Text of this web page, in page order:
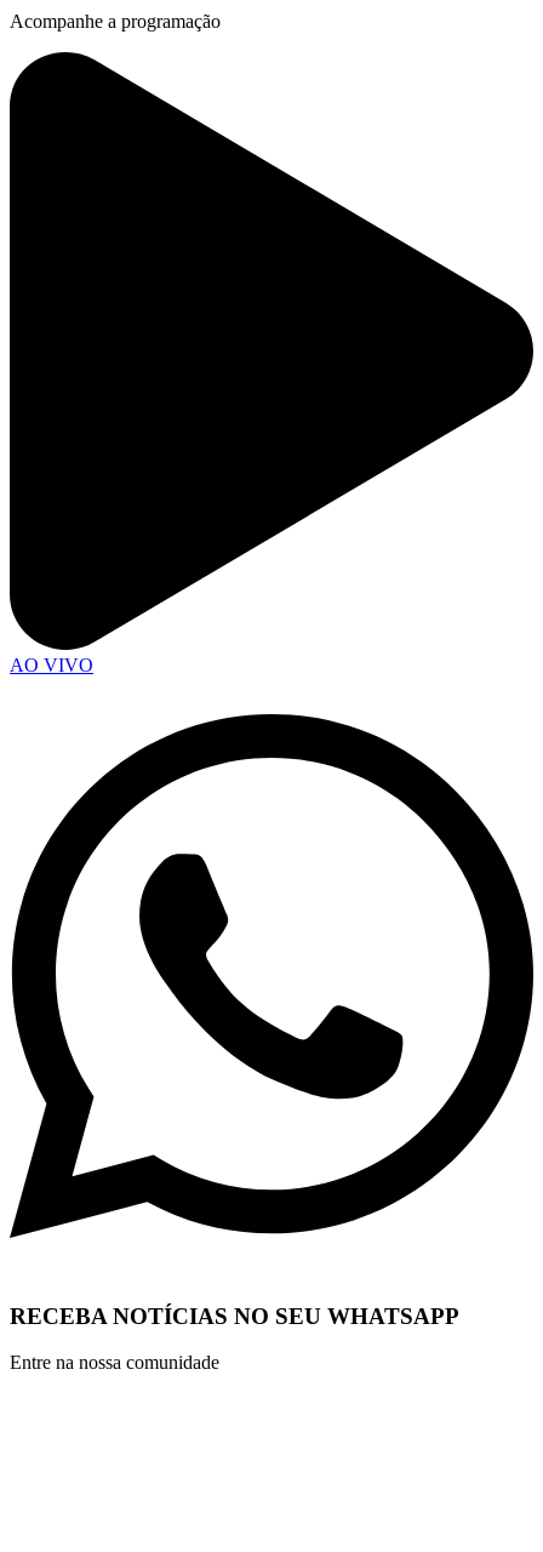
Acompanhe a programação
AO VIVO
RECEBA NOTÍCIAS NO SEU WHATSAPP
Entre na nossa comunidade